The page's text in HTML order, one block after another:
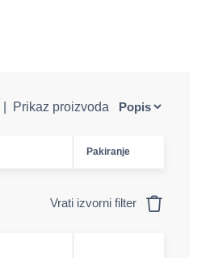
Prikaz proizvoda
Pakiranje
Vrati izvorni filter